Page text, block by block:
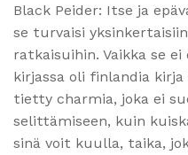
Black Peider: Itse ja
se turvaisi
ratkaisuihin. Vaikka se
kirjassa oli finlandia
tietty charmia, joka ei
selittämiseen, kuin
sinä voit kuulla, taika,